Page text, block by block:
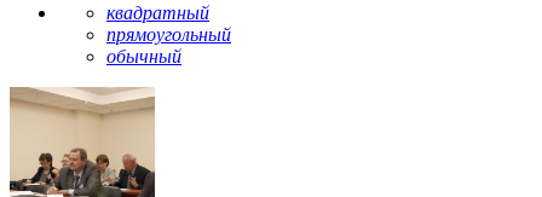
квадратный
прямоугольный
обычный